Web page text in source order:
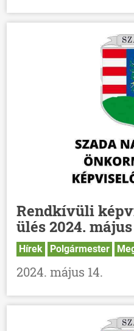
Rendkívüli
ülés 2024.
Hírek Polgármester
2024. május 14.